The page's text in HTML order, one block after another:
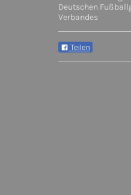
Deutschen
Verbandes
Teilen